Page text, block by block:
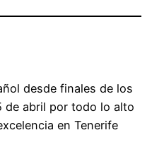
desde finales de los
de abril por todo lo alto
en Tenerife